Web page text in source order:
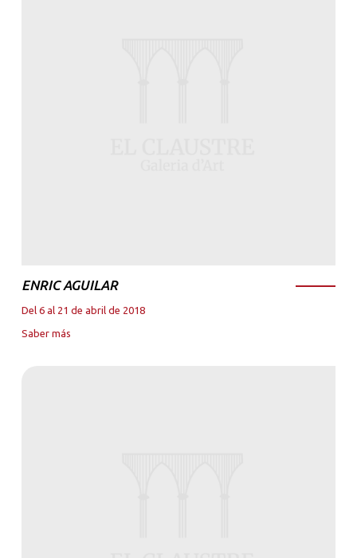
ENRIC AGUILAR
Del 6 al 21 de abril de 2018
Saber más